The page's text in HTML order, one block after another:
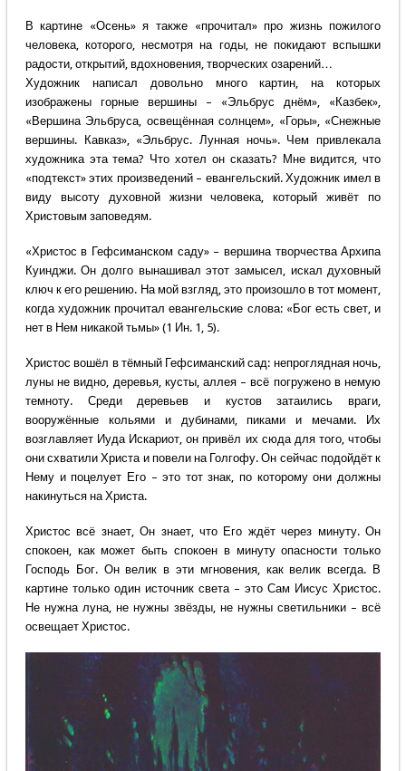
В картине «Осень» я также «прочитал» про жизнь пожилого
человека, которого, несмотря на годы, не покидают вспышки
радости, открытий, вдохновения, творческих озарений…
Художник написал довольно много картин, на которых
изображены горные вершины – «Эльбрус днём», «Казбек»,
«Вершина Эльбруса, освещённая солнцем», «Горы», «Снежные
вершины. Кавказ», «Эльбрус. Лунная ночь». Чем привлекала
художника эта тема? Что хотел он сказать? Мне видится, что
«подтекст» этих произведений – евангельский. Художник имел в
виду высоту духовной жизни человека, который живёт по
Христовым заповедям.
«Христос в Гефсиманском саду» – вершина творчества Архипа
Куинджи. Он долго вынашивал этот замысел, искал духовный
ключ к его решению. На мой взгляд, это произошло в тот момент,
когда художник прочитал евангельские слова: «Бог есть свет, и
нет в Нем никакой тьмы» (1 Ин. 1, 5).
Христос вошёл в тёмный Гефсиманский сад: непроглядная ночь,
луны не видно, деревья, кусты, аллея – всё погружено в немую
темноту. Среди деревьев и кустов затаились враги,
вооружённые кольями и дубинами, пиками и мечами. Их
возглавляет Иуда Искариот, он привёл их сюда для того, чтобы
они схватили Христа и повели на Голгофу. Он сейчас подойдёт к
Нему и поцелует Его – это тот знак, по которому они должны
накинуться на Христа.
Христос всё знает, Он знает, что Его ждёт через минуту. Он
спокоен, как может быть спокоен в минуту опасности только
Господь Бог. Он велик в эти мгновения, как велик всегда. В
картине только один источник света – это Сам Иисус Христос.
Не нужна луна, не нужны звёзды, не нужны светильники – всё
освещает Христос.